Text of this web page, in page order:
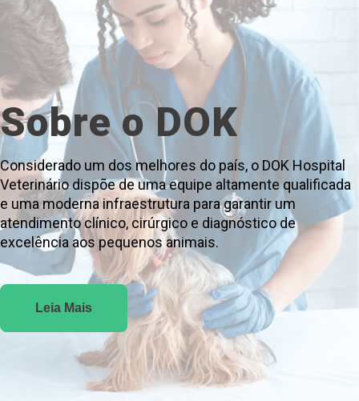
Sobre o DOK
Considerado um dos melhores do país, o DOK Hospital
Veterinário dispõe de uma equipe altamente qualificada
e uma moderna infraestrutura para garantir um
atendimento clínico, cirúrgico e diagnóstico de
excelência aos pequenos animais.
Leia Mais